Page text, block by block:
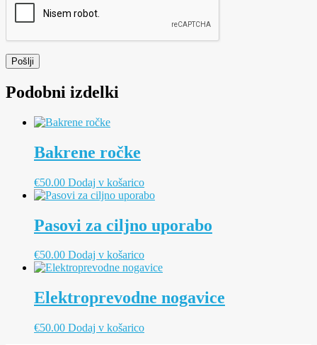
Podobni izdelki
Bakrene ročke
€50.00 Dodaj v košarico
Pasovi za ciljno uporabo
€50.00 Dodaj v košarico
Elektroprevodne nogavice
€50.00 Dodaj v košarico